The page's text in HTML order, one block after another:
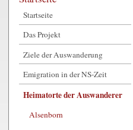
Startseite
Das Projekt
Ziele der Auswanderung
Emigration in der NS-Zeit
Heimatorte der Auswanderer
Alsenborn